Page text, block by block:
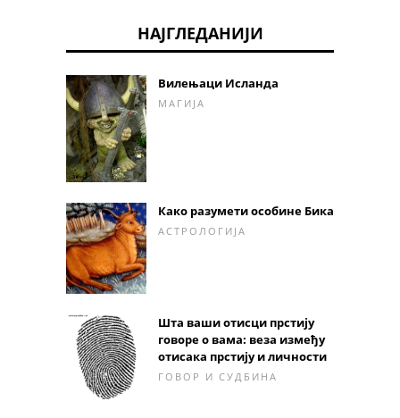
НАЈГЛЕДАНИЈИ
Вилењаци Исланда
МАГИЈА
Како разумети особине Бика
АСТРОЛОГИЈА
Шта ваши отисци прстију
говоре о вама: веза између
отисака прстију и личности
ГОВОР И СУДБИНА